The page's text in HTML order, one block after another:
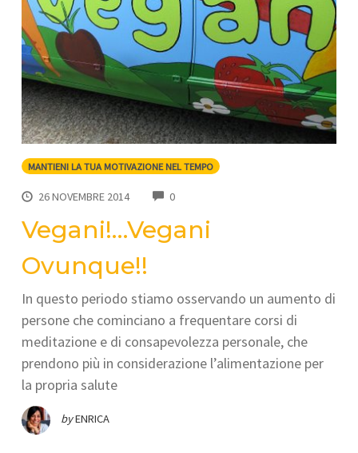
MANTIENI LA TUA MOTIVAZIONE NEL TEMPO
26 NOVEMBRE 2014 0COMMENTS
Vegani!…Vegani
Ovunque!!
In questo periodo stiamo osservando un aumento di
persone che cominciano a frequentare corsi di
meditazione e di consapevolezza personale, che
prendono più in considerazione l’alimentazione per
la propria salute
byENRICA